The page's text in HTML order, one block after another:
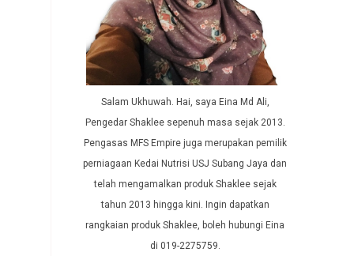
Salam Ukhuwah. Hai, saya Eina Md Ali,
Pengedar Shaklee sepenuh masa sejak 2013.
Pengasas MFS Empire juga merupakan pemilik
perniagaan Kedai Nutrisi USJ Subang Jaya dan
telah mengamalkan produk Shaklee sejak
tahun 2013 hingga kini. Ingin dapatkan
rangkaian produk Shaklee, boleh hubungi Eina
di 019-2275759.